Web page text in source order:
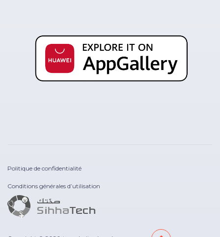
Politique de confidentialité
Conditions générales d’utilisation